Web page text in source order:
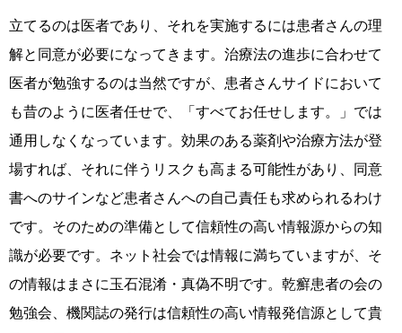
立てるのは医者であり、それを実施するには患者さんの理
解と同意が必要になってきます。治療法の進歩に合わせて
医者が勉強するのは当然ですが、患者さんサイドにおいて
も昔のように医者任せで、「すべてお任せします。」では
通用しなくなっています。効果のある薬剤や治療方法が登
場すれば、それに伴うリスクも高まる可能性があり、同意
書へのサインなど患者さんへの自己責任も求められるわけ
です。そのための準備として信頼性の高い情報源からの知
識が必要です。ネット社会では情報に満ちていますが、そ
の情報はまさに玉石混淆・真偽不明です。乾癬患者の会の
勉強会、機関誌の発行は信頼性の高い情報発信源として貴